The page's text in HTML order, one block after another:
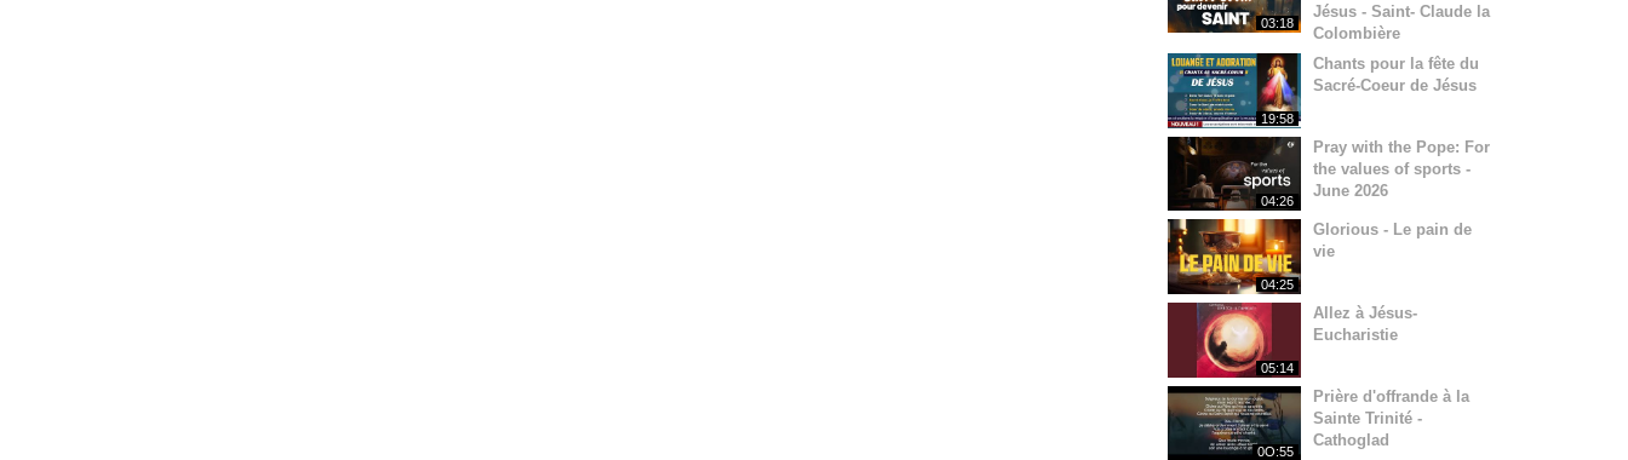
03:18
Jésus - Saint- Claude la
Colombière
19:58
Chants pour la fête du
Sacré-Coeur de Jésus
04:26
Pray with the Pope: For
the values of sports -
June 2026
04:25
Glorious - Le pain de
vie
05:14
Allez à Jésus-
Eucharistie
0O:55
Prière d'offrande à la
Sainte Trinité -
Cathoglad